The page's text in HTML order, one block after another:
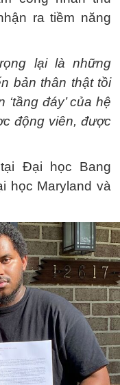
ra tiềm năng
lại là những
bản thân thật tồi
‘tầng đáy’ của hệ
động viên, được
Đại học Bang
học Maryland và